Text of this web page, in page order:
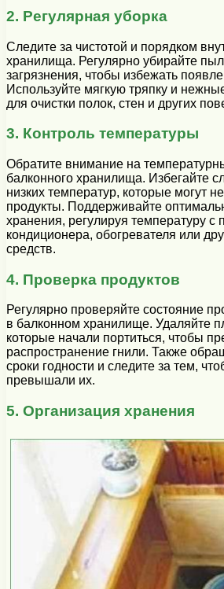
2. Регулярная уборка
Следите за чистотой и порядком
хранилища. Регулярно убирайте
загрязнения, чтобы избежать
Используйте мягкую тряпку и
для очистки полок, стен и других
3. Контроль температуры
Обратите внимание на
балконного хранилища. Избегайте
низких температур, которые могут
продукты. Поддерживайте
хранения, регулируя температуру
кондиционера, обогревателя или
средств.
4. Проверка продуктов
Регулярно проверяйте состояние
в балконном хранилище. Удаляйте
которые начали портиться, чтобы
распространение гнили. Также
сроки годности и следите за тем,
превышали их.
5. Организация хранения